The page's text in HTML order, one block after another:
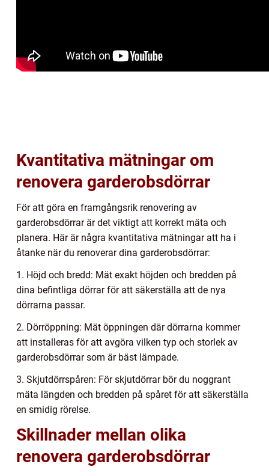
Kvantitativa mätningar om
renovera garderobsdörrar
För att göra en framgångsrik renovering av
garderobsdörrar är det viktigt att korrekt mäta och
planera. Här är några kvantitativa mätningar att ha i
åtanke när du renoverar dina garderobsdörrar:
1. Höjd och bredd: Mät exakt höjden och bredden på
dina befintliga dörrar för att säkerställa att de nya
dörrarna passar.
2. Dörröppning: Mät öppningen där dörrarna kommer
att installeras för att avgöra vilken typ och storlek av
garderobsdörrar som är bäst lämpade.
3. Skjutdörrspåren: För skjutdörrar bör du noggrant
mäta längden och bredden på spåret för att säkerställa
en smidig rörelse.
Skillnader mellan olika
renovera garderobsdörrar